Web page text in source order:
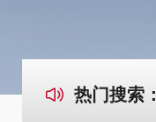
热门搜索：